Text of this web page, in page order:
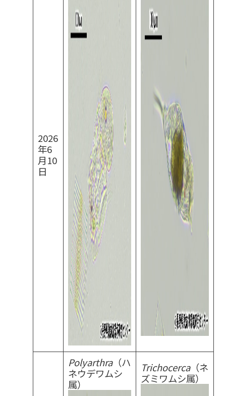
2026
年6
月10
日
Polyarthra（ハ
ネウデワムシ
属）
Trichocerca（ネ
ズミワムシ属）